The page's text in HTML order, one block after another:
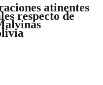
atinentes
respecto de